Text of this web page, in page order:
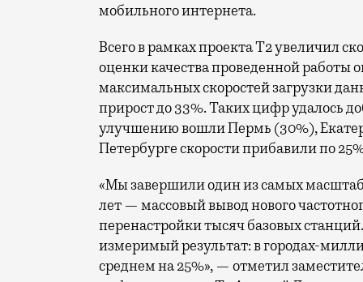
мобильного интернета.
Всего в рамках проекта Т2 увеличил
оценки качества проведенной работы
максимальных скоростей загрузки
прирост до 33%. Таких цифр удалось
улучшению вошли Пермь (30%),
Петербурге скорости прибавили по
«Мы завершили один из самых
лет — массовый вывод нового
перенастройки тысяч базовых
измеримый результат: в городах-
среднем на 25%», — отметил